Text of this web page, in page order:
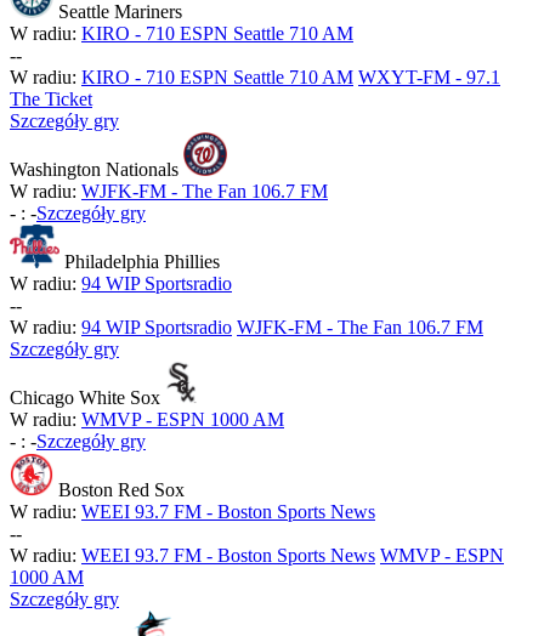
Seattle Mariners
W radiu: KIRO - 710 ESPN Seattle 710 AM
--
W radiu: KIRO - 710 ESPN Seattle 710 AM WXYT-FM - 97.1
The Ticket
Szczegóły gry
Washington Nationals
W radiu: WJFK-FM - The Fan 106.7 FM
- : -Szczegóły gry
Philadelphia Phillies
W radiu: 94 WIP Sportsradio
--
W radiu: 94 WIP Sportsradio WJFK-FM - The Fan 106.7 FM
Szczegóły gry
Chicago White Sox
W radiu: WMVP - ESPN 1000 AM
- : -Szczegóły gry
Boston Red Sox
W radiu: WEEI 93.7 FM - Boston Sports News
--
W radiu: WEEI 93.7 FM - Boston Sports News WMVP - ESPN
1000 AM
Szczegóły gry